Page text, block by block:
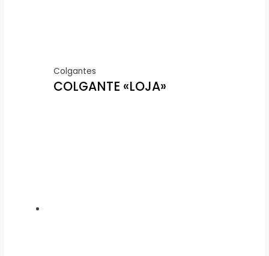
Colgantes
COLGANTE «LOJA»